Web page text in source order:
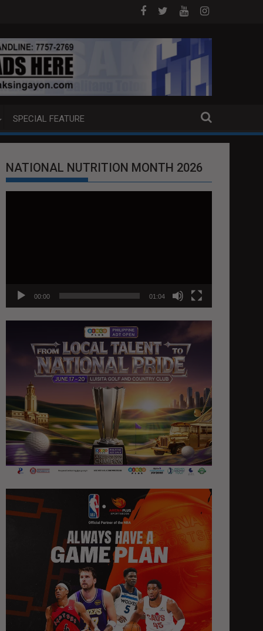
ANG EXTRADITION REQUEST NG U.S. LABAN KAY QUIBOLOY
MAHIGIT P21-M HALAGANG
SPECIAL FEATURE
NATIONAL NUTRITION MONTH 2026
00:00 01:04